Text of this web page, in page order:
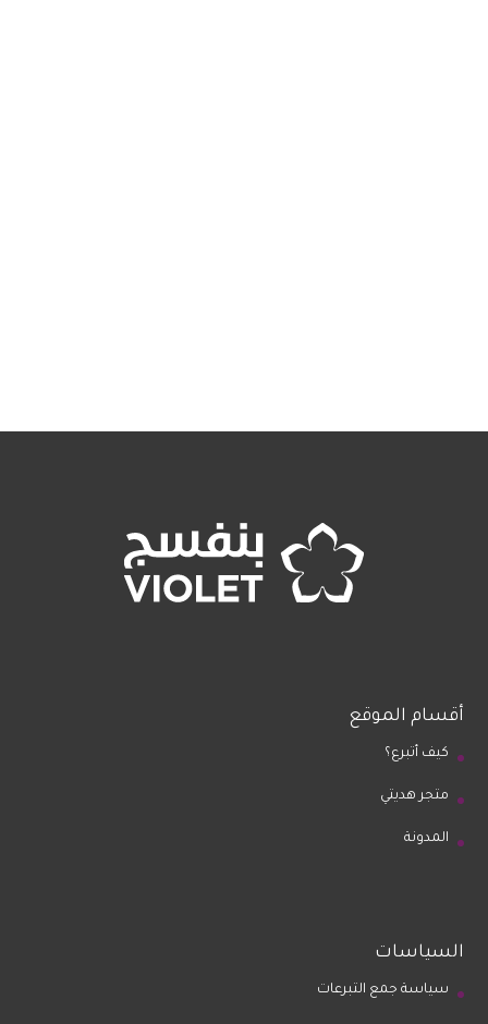
أقسام الموقع
كيف أتبرع؟
متجر هديتي
المدونة
السياسات
سياسة جمع التبرعات